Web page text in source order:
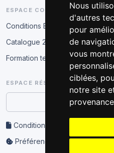
Nous
d'autres
pour
de
vous
ciblées,
notre site
ESPACE COMMERCIAL
Conditions B2B
Catalogue 2026
Formation technique
ESPACE RÉSERVÉ
Accès
Conditions d’utilisation et
Préférences cookies